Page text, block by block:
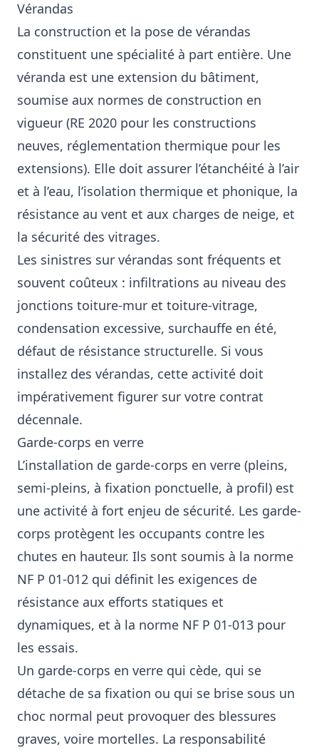
Vérandas
La construction et la pose de vérandas
constituent une spécialité à part entière. Une
véranda est une extension du bâtiment,
soumise aux normes de construction en
vigueur (RE 2020 pour les constructions
neuves, réglementation thermique pour les
extensions). Elle doit assurer l’étanchéité à l’air
et à l’eau, l’isolation thermique et phonique, la
résistance au vent et aux charges de neige, et
la sécurité des vitrages.
Les sinistres sur vérandas sont fréquents et
souvent coûteux : infiltrations au niveau des
jonctions toiture-mur et toiture-vitrage,
condensation excessive, surchauffe en été,
défaut de résistance structurelle. Si vous
installez des vérandas, cette activité doit
impérativement figurer sur votre contrat
décennale.
Garde-corps en verre
L’installation de garde-corps en verre (pleins,
semi-pleins, à fixation ponctuelle, à profil) est
une activité à fort enjeu de sécurité. Les garde-
corps protègent les occupants contre les
chutes en hauteur. Ils sont soumis à la norme
NF P 01-012 qui définit les exigences de
résistance aux efforts statiques et
dynamiques, et à la norme NF P 01-013 pour
les essais.
Un garde-corps en verre qui cède, qui se
détache de sa fixation ou qui se brise sous un
choc normal peut provoquer des blessures
graves, voire mortelles. La responsabilité